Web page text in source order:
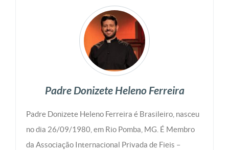
Padre Donizete Heleno Ferreira
Padre Donizete Heleno Ferreira é Brasileiro, nasceu
no dia 26/09/1980, em Rio Pomba, MG. É Membro
da Associação Internacional Privada de Fieis –